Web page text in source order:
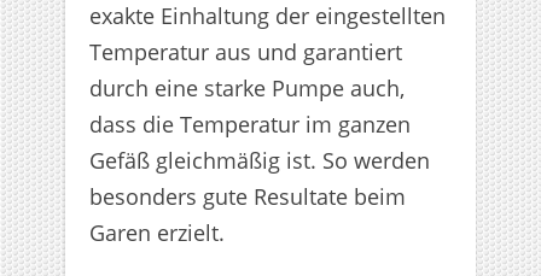
exakte Einhaltung der eingestellten
Temperatur aus und garantiert
durch eine starke Pumpe auch,
dass die Temperatur im ganzen
Gefäß gleichmäßig ist. So werden
besonders gute Resultate beim
Garen erzielt.